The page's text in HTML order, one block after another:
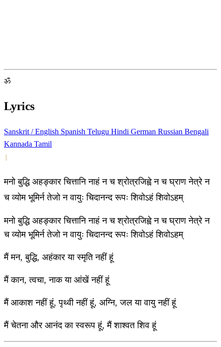
ॐ
Lyrics
Sanskrit / English Spanish Telugu Hindi German Russian Bengali
Kannada Tamil
1
मनो बुद्धि अहङ्कार चित्तानि नाहं न च श्रोत्रजिह्वे न च घ्राण नेत्रे न
च व्योम भूमिर्न तेजो न वायुः चिदानन्द रूपः शिवोऽहं शिवोऽहम्
मनो बुद्धि अहङ्कार चित्तानि नाहं न च श्रोत्रजिह्वे न च घ्राण नेत्रे न
च व्योम भूमिर्न तेजो न वायुः चिदानन्द रूपः शिवोऽहं शिवोऽहम्
मैं मन, बुद्धि, अहंकार या स्मृति नहीं हूं
मैं कान, त्वचा, नाक या आंखें नहीं हूं
मैं आकाश नहीं हूं, पृथ्वी नहीं हूं, अग्नि, जल या वायु नहीं हूं
मैं चेतना और आनंद का स्वरूप हूं, मैं शाश्वत शिव हूं